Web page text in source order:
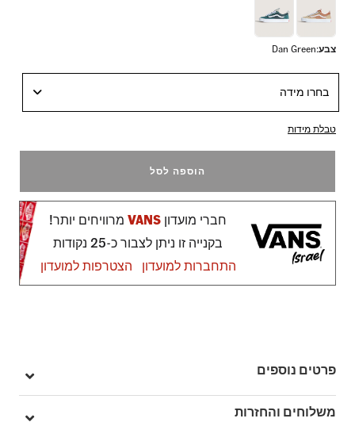
צבע:
Dan Green
בחרו מידה
טבלת מידות
הוספה לסל
חברי מועדון VANSמרוויחים יותר!
בקנייה זו ניתן לצבור כ-25 נקודות
התחברות למועדון
הצטרפות למועדון
פרטים נוספים
מק"ט: V00D5RENC
משלוחים והחזרות